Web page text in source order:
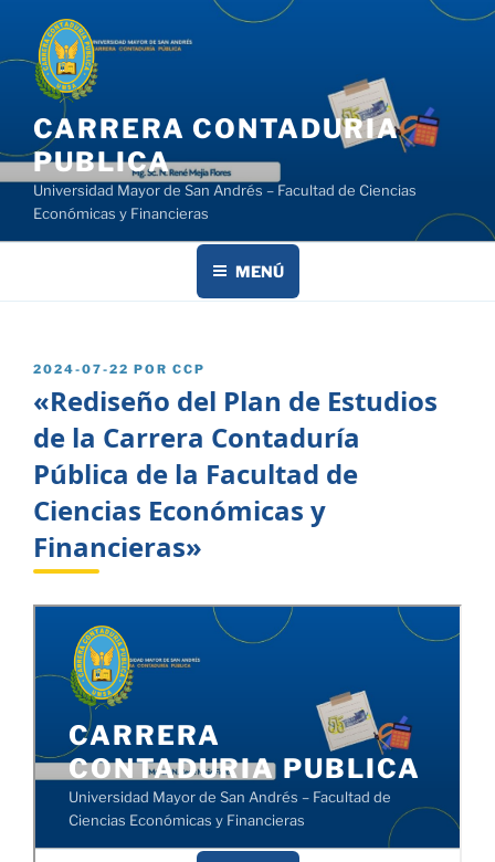
contenido
CARRERA CONTADURIA
PUBLICA
Universidad Mayor de San Andrés – Facultad de Ciencias
Económicas y Financieras
MENÚ
PUBLICADO
2024-07-22 POR CCP
«Rediseño del Plan de Estudios
de la Carrera Contaduría
Pública de la Facultad de
Ciencias Económicas y
Financieras»